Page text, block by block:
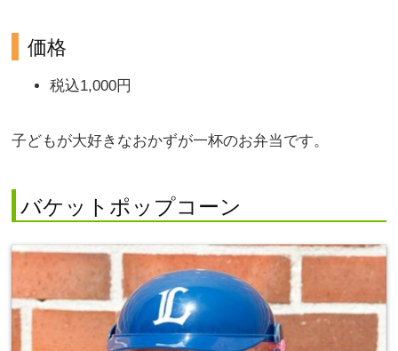
価格
税込1,000円
子どもが大好きなおかずが一杯のお弁当です。
バケットポップコーン